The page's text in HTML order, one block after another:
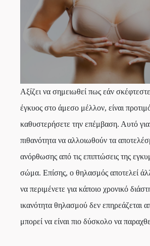
Αξίζει να σημειωθεί πως εάν
έγκυος στο άμεσο μέλλον, είναι
καθυστερήσετε την επέμβαση. Αυτό
πιθανότητα να αλλοιωθούν τα
ανόρθωσης από τις επιπτώσεις της
σώμα. Επίσης, ο θηλασμός αποτελεί
να περιμένετε για κάποιο χρονικό
ικανότητα θηλασμού δεν επηρεάζεται
μπορεί να είναι πιο δύσκολο να